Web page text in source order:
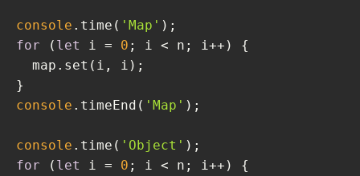
console .time( 'Map'
for ( let i = 0 ; i < n; i++) {
  map.set(i, i);
console .timeEnd( 'Map' );
console .time( 'Object'
for ( let i = 0 ; i < n; i++) {